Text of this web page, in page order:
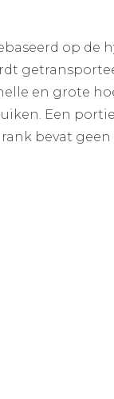
op de
en grote
Een
bevat geen